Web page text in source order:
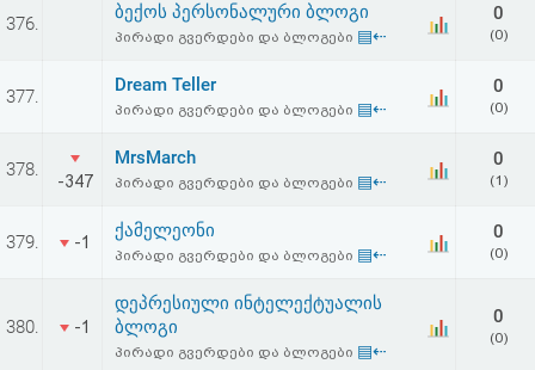
376.
ბექოს პერსონალური ბლოგი
პირადი გვერდები და ბლოგები ▤⇠
0
(0)
377.
Dream Teller
პირადი გვერდები და ბლოგები ▤⇠
0
(0)
378.
-347
MrsMarch
პირადი გვერდები და ბლოგები ▤⇠
0
(1)
379. -1
ქამელეონი
პირადი გვერდები და ბლოგები ▤⇠
0
(0)
380. -1
დეპრესიული ინტელექტუალის
ბლოგი
პირადი გვერდები და ბლოგები ▤⇠
0
(0)